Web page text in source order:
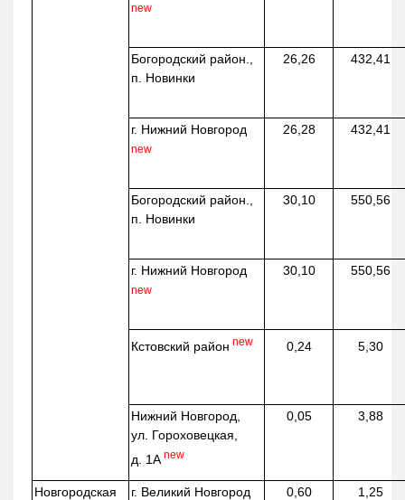
new
Богородский район.,
п. Новинки
26,26 432,41
г. Нижний Новгород
new
26,28 432,41
Богородский район.,
п. Новинки
30,10 550,56
г. Нижний Новгород
new
30,10 550,56
Кстовский район new 0,24 5,30
Нижний Новгород,
ул. Гороховецкая,
д. 1А new
0,05 3,88
Новгородская
г. Великий Новгород 0,60 1,25